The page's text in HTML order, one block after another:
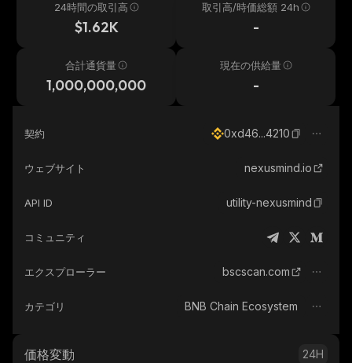
24時間の取引高
$1.62K
取引高/時価総額 24h
-
合計通貨量
1,000,000,000
現在の供給量
-
契約 0xd46...4210
ウェブサイト nexusmind.io
API ID utility-nexusmind
コミュニティ
エクスプローラー bscscan.com
カテゴリ BNB Chain Ecosystem
価格変動 24H